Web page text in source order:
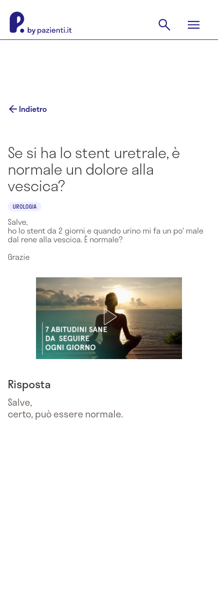
Indietro
Se si ha lo stent uretrale, è
normale un dolore alla
vescica?
UROLOGIA
Salve,
ho lo stent da 2 giorni e quando urino mi fa un po' male
dal rene alla vescica. È normale?
Grazie
Risposta
Salve,
certo, può essere normale.